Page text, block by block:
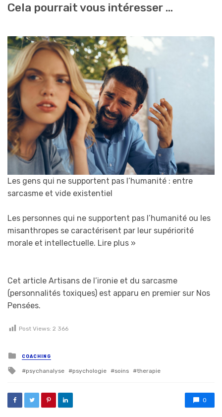
Cela pourrait vous intéresser …
Les gens qui ne supportent pas l’humanité : entre
sarcasme et vide existentiel
Les personnes qui ne supportent pas l’humanité ou les
misanthropes se caractérisent par leur supériorité
morale et intellectuelle. Lire plus »
Cet article Artisans de l’ironie et du sarcasme
(personnalités toxiques) est apparu en premier sur Nos
Pensées.
Post Views: 2 366
Posted in
COACHING
Tagged with
psychanalyse psychologie soins therapie
0